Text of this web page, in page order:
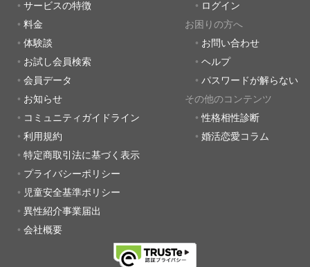
サービスの特徴
料金
体験談
お試し会員検索
会員データ
お知らせ
コミュニティガイドライン
利用規約
特定商取引法に基づく表示
プライバシーポリシー
児童安全基準ポリシー
異性紹介事業届出
会社概要
ログイン
お困りの方へ
お問い合わせ
ヘルプ
パスワードが解らない
その他のコンテンツ
性格相性診断
婚活恋愛コラム